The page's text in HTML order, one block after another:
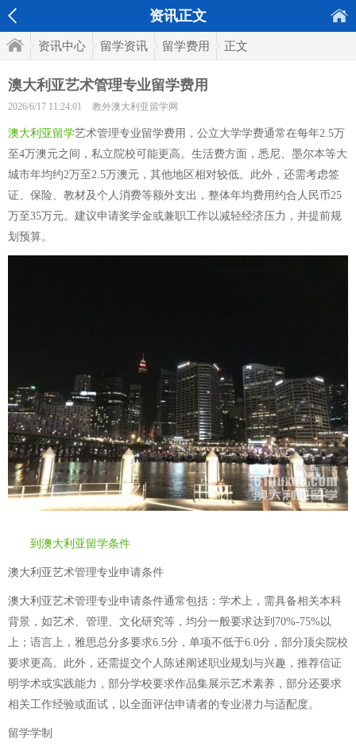
资讯正文
资讯中心 留学资讯 留学费用 正文
澳大利亚艺术管理专业留学费用
2026/6/17 11:24:01 教外澳大利亚留学网
澳大利亚留学艺术管理专业留学费用，公立大学学费通常在每年2.5万
至4万澳元之间，私立院校可能更高。生活费方面，悉尼、墨尔本等大
城市年均约2万至2.5万澳元，其他地区相对较低。此外，还需考虑签
证、保险、教材及个人消费等额外支出，整体年均费用约合人民币25
万至35万元。建议申请奖学金或兼职工作以减轻经济压力，并提前规
划预算。
到澳大利亚留学条件
澳大利亚艺术管理专业申请条件
澳大利亚艺术管理专业申请条件通常包括：学术上，需具备相关本科
背景，如艺术、管理、文化研究等，均分一般要求达到70%-75%以
上；语言上，雅思总分多要求6.5分，单项不低于6.0分，部分顶尖院校
要求更高。此外，还需提交个人陈述阐述职业规划与兴趣，推荐信证
明学术或实践能力，部分学校要求作品集展示艺术素养，部分还要求
相关工作经验或面试，以全面评估申请者的专业潜力与适配度。
留学学制